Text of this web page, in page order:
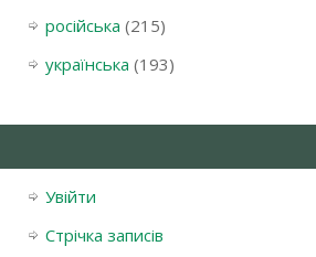
російська (215)
українська (193)
Увійти
Стрічка записів